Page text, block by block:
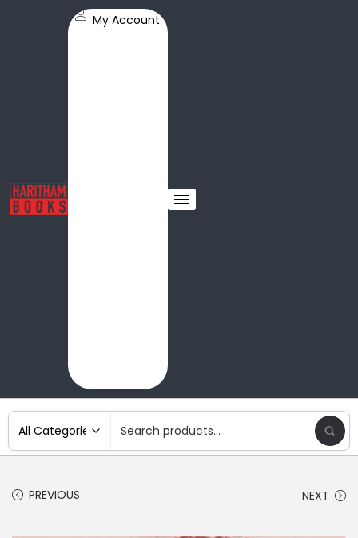
My Account
PREVIOUS NEXT